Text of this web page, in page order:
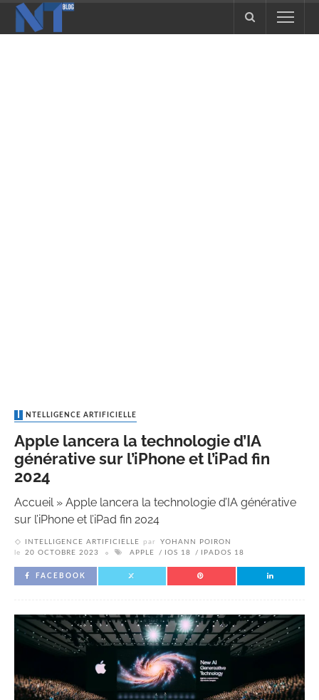
INTELLIGENCE ARTIFICIELLE
Apple lancera la technologie d’IA
générative sur l’iPhone et l’iPad fin
2024
Accueil» Apple lancera la technologie d’IA générative
sur l’iPhone et l’iPad fin 2024
INTELLIGENCE ARTIFICIELLE par
YOHANN POIRON
le
20 OCTOBRE 2023 APPLE IOS 18 IPADOS 18
FACEBOOK